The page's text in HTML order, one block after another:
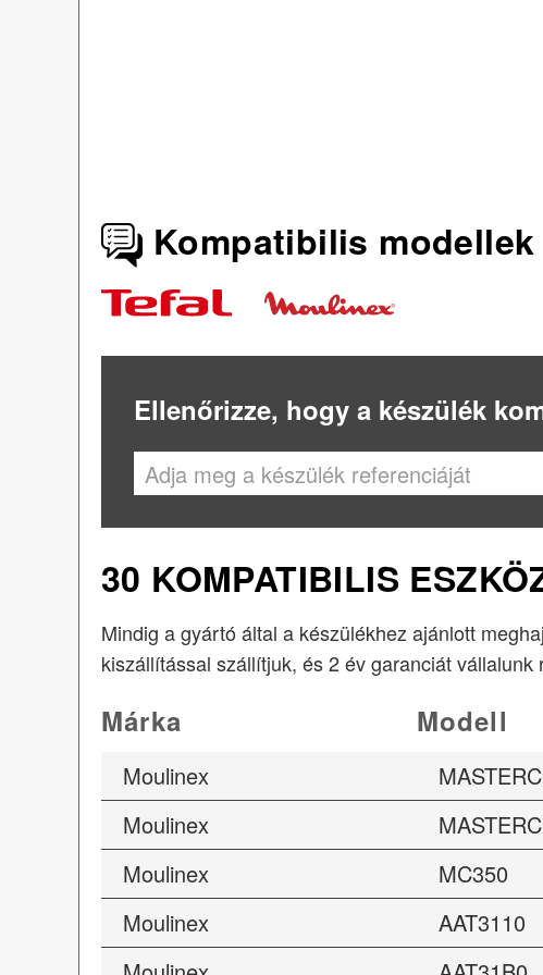
Kompatibilis modellek
Ellenőrizze, hogy a készülék
30 KOMPATIBILIS
Mindig a gyártó által a készülékhez ajánlott
kiszállítással szállítjuk, és 2 év garanciát vállalunk
Márka Modell
Moulinex
Moulinex
Moulinex
MC350
Moulinex
AAT3110